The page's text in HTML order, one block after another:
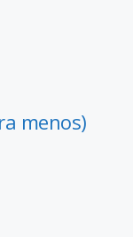
menos)